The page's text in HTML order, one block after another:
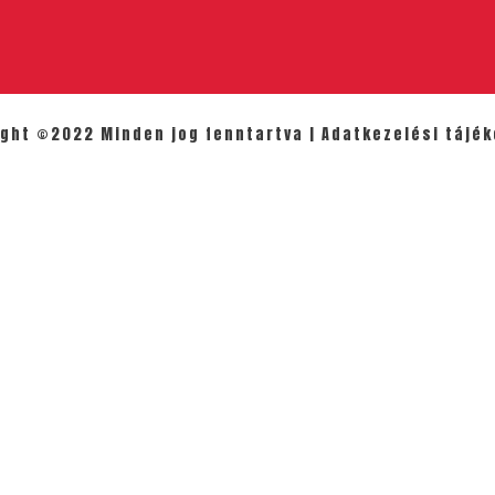
©2022 Minden jog fenntartva | Adatkezelési